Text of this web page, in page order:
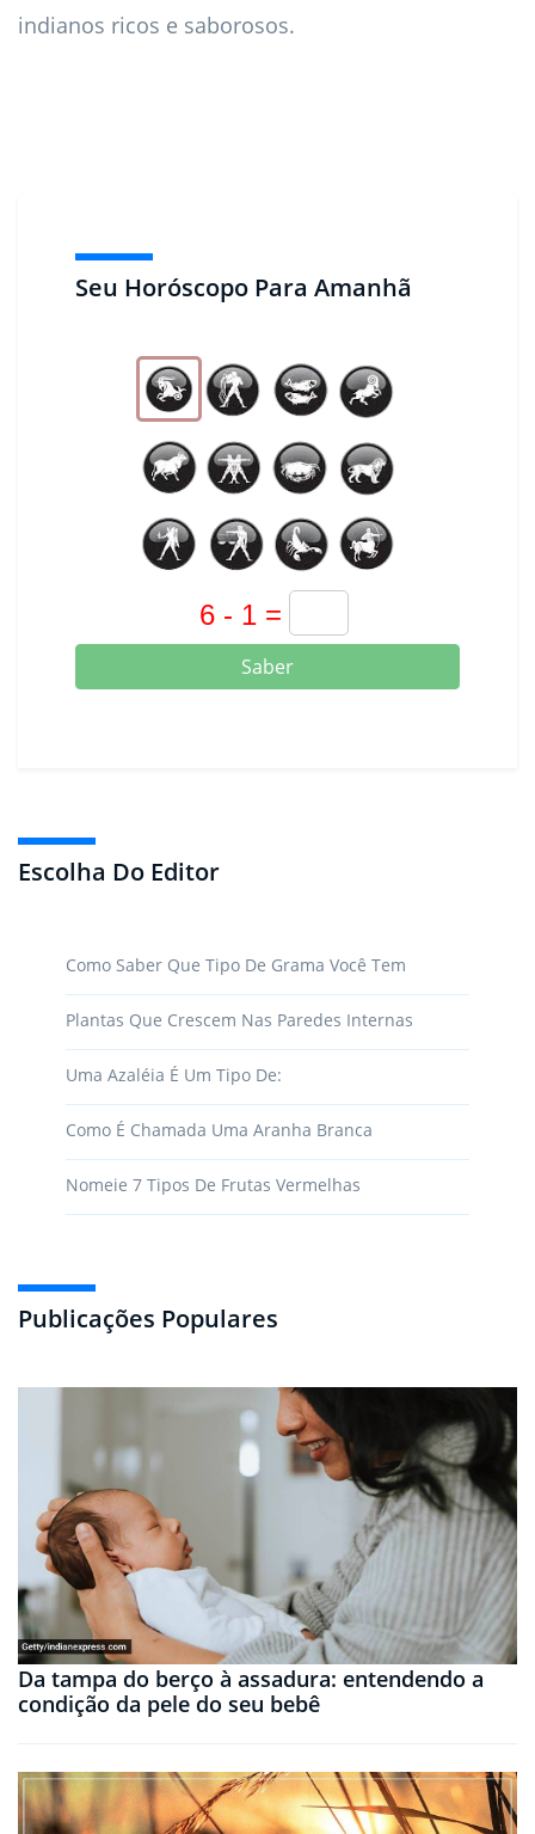
Seu Horóscopo Para Amanhã
Saber
Escolha Do Editor
Como Saber Que Tipo De Grama Você Tem
Plantas Que Crescem Nas Paredes Internas
Uma Azaléia É Um Tipo De:
Como É Chamada Uma Aranha Branca
Nomeie 7 Tipos De Frutas Vermelhas
Publicações Populares
Da tampa do berço à assadura: entendendo a
condição da pele do seu bebê
indianos ricos e saborosos.